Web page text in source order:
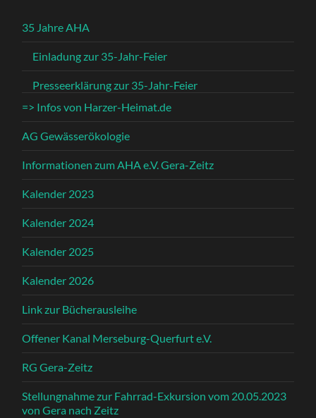
35 Jahre AHA
Einladung zur 35-Jahr-Feier
Presseerklärung zur 35-Jahr-Feier
=> Infos von Harzer-Heimat.de
AG Gewässerökologie
Informationen zum AHA e.V. Gera-Zeitz
Kalender 2023
Kalender 2024
Kalender 2025
Kalender 2026
Link zur Bücherausleihe
Offener Kanal Merseburg-Querfurt e.V.
RG Gera-Zeitz
Stellungnahme zur Fahrrad-Exkursion vom 20.05.2023
von Gera nach Zeitz